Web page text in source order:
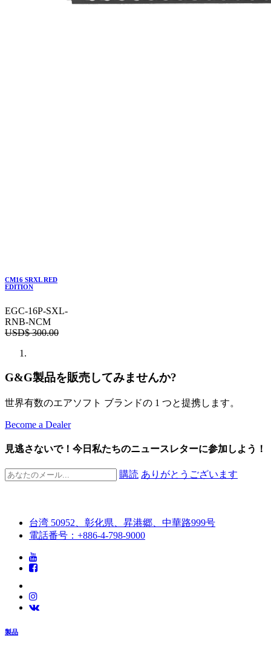
CM16 SRXL RED
EDITION
EGC-16P-SXL-
RNB-NCM
USD$300.00
G&G製品を販売してみませんか?
世界有数のエアソフト ブランドの 1 つと提携します。
Become a Dealer
見逃さないで！今日私たちのニュースレターに参加しよう！
購読 ありがとうございます
台湾 50952、彰化県、昇港郷、中華路999号
電話番号：+886-4-798-9000
製品